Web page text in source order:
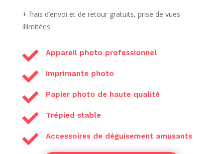
+ frais d’envoi et de retour gratuits, prise de vues
illimitées
 Appareil photo professionnel
 Imprimante photo
 Papier photo de haute qualité
 Trépied stable
 Accessoires de déguisement amusants